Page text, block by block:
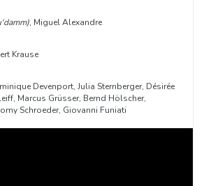
, Miguel Alexandre
Krause
Devenport, Julia Sternberger, Désirée
Marcus Grüsser, Bernd Hölscher,
Schroeder, Giovanni Funiati